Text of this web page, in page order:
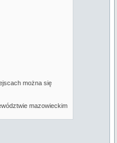
można się
mazowieckim